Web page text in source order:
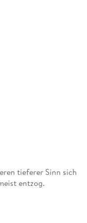
tieferer Sinn sich
entzog.